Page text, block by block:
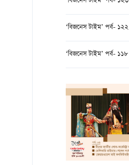
‘বিজনেস টাইম’ পর্ব- ১২২
‘বিজনেস টাইম’ পর্ব- ১১৮